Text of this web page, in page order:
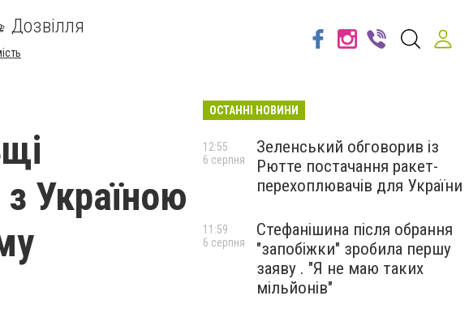
Дозвілля
Україною
ОСТАННІ НОВИНИ
Зеленський обговорив із
Рютте постачання ракет-
перехоплювачів для України
12:55
6 серпня
Стефанішина після обрання
"запобіжки" зробила першу
заяву . "Я не маю таких
мільйонів"
11:59
6 серпня